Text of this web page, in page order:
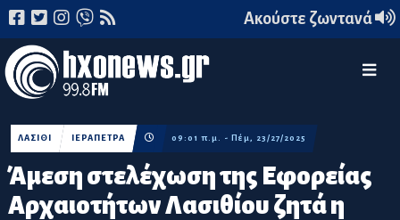
Ακούστε ζωντανά
Άμεση στελέχωση της Εφορείας
Αρχαιοτήτων Λασιθίου ζητά η
ΛΑΣΙΘΙ ΙΕΡΑΠΕΤΡΑ 09:01 π.μ. - Πέμ, 23/27/2025